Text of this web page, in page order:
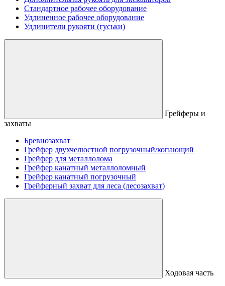
Стандартное рабочее оборудование
Удлиненное рабочее оборудование
Удлинители рукояти (гуськи)
Грейферы и
захваты
Бревнозахват
Грейфер двухчелюстной погрузочный/копающий
Грейфер для металлолома
Грейфер канатный металлоломный
Грейфер канатный погрузочный
Грейферный захват для леса (лесозахват)
Ходовая часть